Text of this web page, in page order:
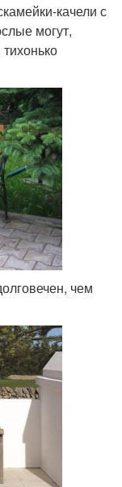
качели с
могут,
чем